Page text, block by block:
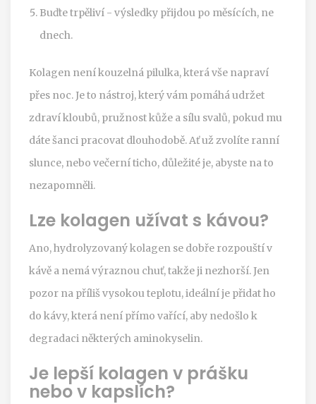
Buďte trpěliví - výsledky přijdou po měsících, ne
dnech.
Kolagen není kouzelná pilulka, která vše napraví
přes noc. Je to nástroj, který vám pomáhá udržet
zdraví kloubů, pružnost kůže a sílu svalů, pokud mu
dáte šanci pracovat dlouhodobě. Ať už zvolíte ranní
slunce, nebo večerní ticho, důležité je, abyste na to
nezapomněli.
Lze kolagen užívat s kávou?
Ano, hydrolyzovaný kolagen se dobře rozpouští v
kávě a nemá výraznou chuť, takže ji nezhorší. Jen
pozor na příliš vysokou teplotu, ideální je přidat ho
do kávy, která není přímo vařící, aby nedošlo k
degradaci některých aminokyselin.
Je lepší kolagen v prášku
nebo v kapslích?